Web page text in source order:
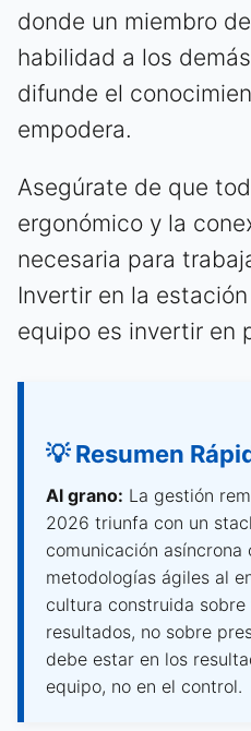
donde un miembro
habilidad a los
difunde el
empodera.
Asegúrate de que
ergonómico y la
necesaria para
Invertir en la
equipo es invertir en
💡 Resumen
Al grano: La gestión
2026 triunfa con un
comunicación
metodologías ágiles al
cultura construida
resultados, no sobre
debe estar en los
equipo, no en el control.